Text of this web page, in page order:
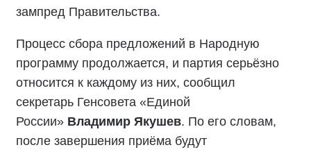
зампред Правительства.
Процесс сбора предложений в Народную
программу продолжается, и партия серьёзно
относится к каждому из них, сообщил
секретарь Генсовета «Единой
России» Владимир Якушев. По его словам,
после завершения приёма будут